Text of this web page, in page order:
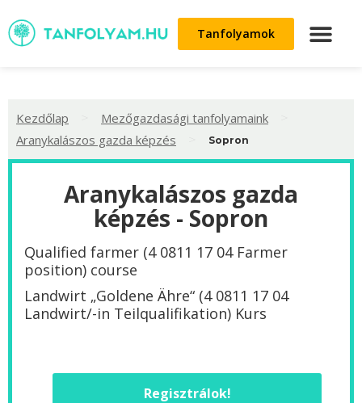
Tanfolyamok
Kezdőlap Mezőgazdasági tanfolyamaink
Aranykalászos gazda képzés Sopron
Aranykalászos gazda
képzés - Sopron
Qualified farmer (4 0811 17 04 Farmer
position) course
Landwirt „Goldene Ähre“ (4 0811 17 04
Landwirt/-in Teilqualifikation) Kurs
Regisztrálok!